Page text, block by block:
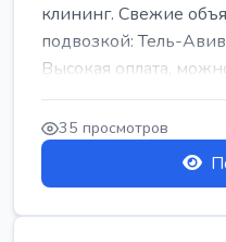
клининг. Свежие
подвозкой: Тель-
Высокая оплата,
...
35 просмотров